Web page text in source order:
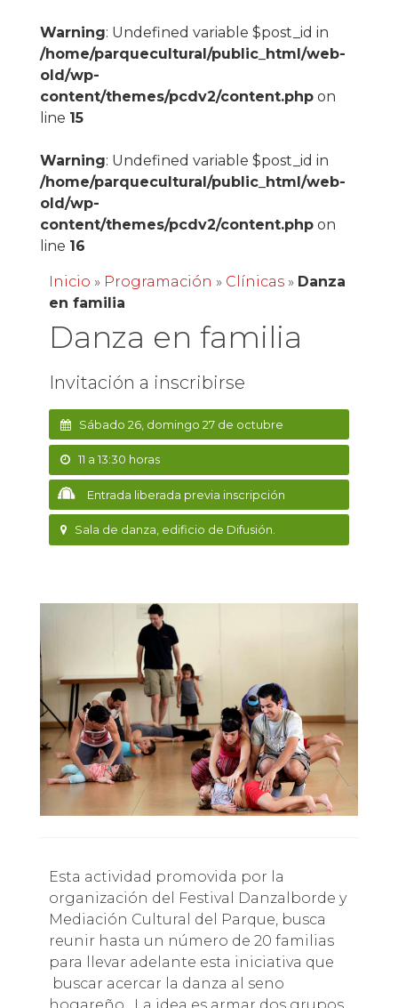
Warning: Undefined variable $post_id in
/home/parquecultural/public_html/web-
old/wp-
content/themes/pcdv2/content.phpon
line 15
Warning: Undefined variable $post_id in
/home/parquecultural/public_html/web-
old/wp-
content/themes/pcdv2/content.phpon
line 16
Inicio » Programación » Clínicas» Danza
en familia
Danza en familia
Invitación a inscribirse
Sábado 26, domingo 27 de octubre
11 a 13:30 horas
Entrada liberada previa inscripción
Sala de danza, edificio de Difusión.
Esta actividad promovida por la
organización del Festival Danzalborde y
Mediación Cultural del Parque, busca
reunir hasta un número de 20 familias
para llevar adelante esta iniciativa que
buscar acercar la danza al seno